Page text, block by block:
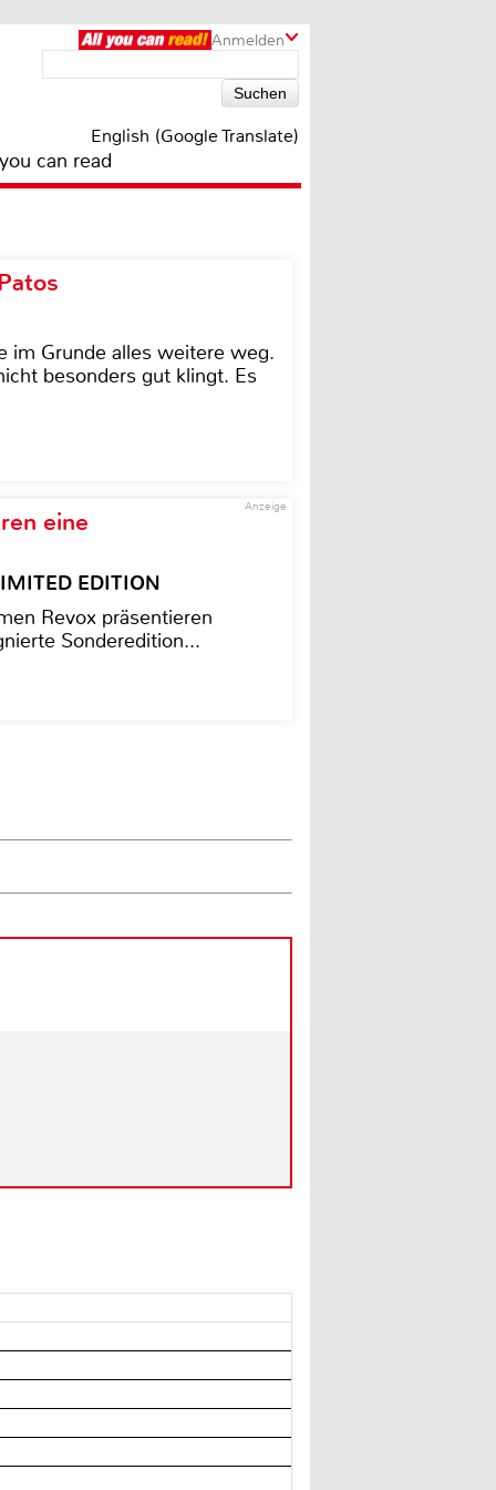
Anmelden
English (Google Translate)
can read
im Grunde alles weitere weg.
besonders gut klingt. Es
Anzeige
eine
EDITION
Revox präsentieren
Sonderedition...